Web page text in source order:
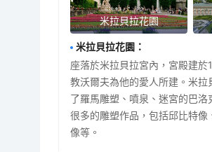
米拉貝拉花園
米拉貝拉花園 ：
座落於米拉貝拉宮內，宮殿建
教沃爾夫為他的愛人所建。米拉
了羅馬雕塑、噴泉、迷宮的巴洛
很多的雕塑作品，包括邱比特像
像等。